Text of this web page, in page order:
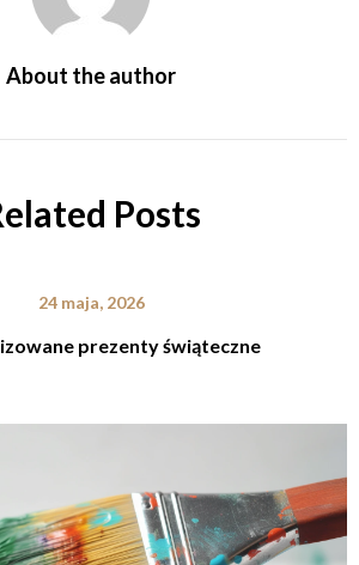
About the author
Posts
24 maja, 2026
prezenty świąteczne